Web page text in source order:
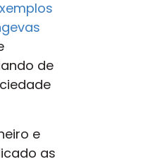
de
e
as